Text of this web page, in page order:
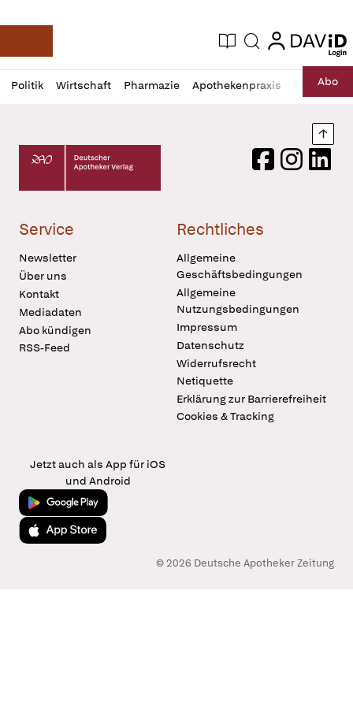
Deutsche Apotheker Zeitung
Aktuelle Ausgabe
Suche login
login
Politik Wirtschaft Pharmazie Apothekenpraxis RechtAbo
Profil
öffnen
Daz
Pur
Deutscher Apotheker Verlag Logo
FacebookInstagram
Service
Newsletter
Über uns
Kontakt
Mediadaten
Abo kündigen
RSS-Feed
Rechtliches
Allgemeine
Geschäftsbedingungen
Allgemeine
Nutzungsbedingungen
Impressum
Datenschutz
Widerrufsrecht
Netiquette
Erklärung zur Barrierefreiheit
Cookies & Tracking
Jetzt auch als App für iOS
und Android
Jetzt bei Google Play
Laden im App Store
© 2026 Deutsche Apotheker Zeitung